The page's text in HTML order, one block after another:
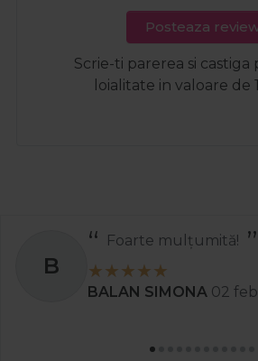
Posteaza
Scrie-ti parerea si
loialitate in valoare de
02 feb. 2026